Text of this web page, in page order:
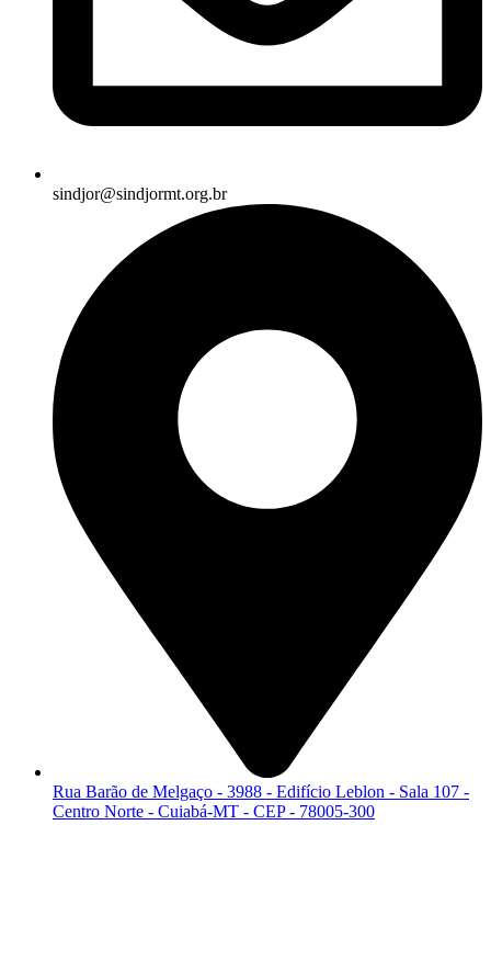
sindjor@sindjormt.org.br
Rua Barão de Melgaço - 3988 - Edifício Leblon - Sala 107 -
Centro Norte - Cuiabá-MT - CEP - 78005-300